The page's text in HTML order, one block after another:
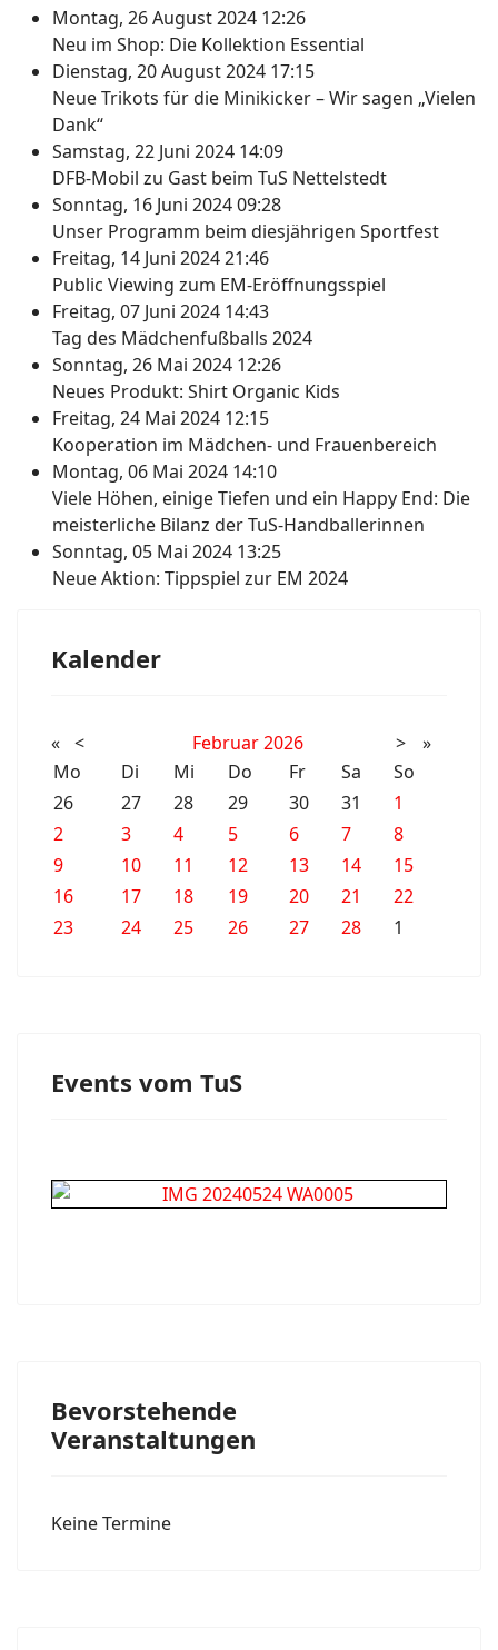
Montag, 26 August 2024 12:26
Neu im Shop: Die Kollektion Essential
Dienstag, 20 August 2024 17:15
Neue Trikots für die Minikicker – Wir sagen „Vielen
Dank“
Samstag, 22 Juni 2024 14:09
DFB-Mobil zu Gast beim TuS Nettelstedt
Sonntag, 16 Juni 2024 09:28
Unser Programm beim diesjährigen Sportfest
Freitag, 14 Juni 2024 21:46
Public Viewing zum EM-Eröffnungsspiel
Freitag, 07 Juni 2024 14:43
Tag des Mädchenfußballs 2024
Sonntag, 26 Mai 2024 12:26
Neues Produkt: Shirt Organic Kids
Freitag, 24 Mai 2024 12:15
Kooperation im Mädchen- und Frauenbereich
Montag, 06 Mai 2024 14:10
Viele Höhen, einige Tiefen und ein Happy End: Die
meisterliche Bilanz der TuS-Handballerinnen
Sonntag, 05 Mai 2024 13:25
Neue Aktion: Tippspiel zur EM 2024
Kalender
« < Februar2026 >
»
Mo
Di Mi Do Fr Sa
So
26
27 28 29 30 31
1
2
3 4 5 6 7
8
9
10 11 12 13 14
15
16
17 18 19 20 21
22
23
24 25 26 27 28 1
Events vom TuS
Bevorstehende
Veranstaltungen
Keine Termine